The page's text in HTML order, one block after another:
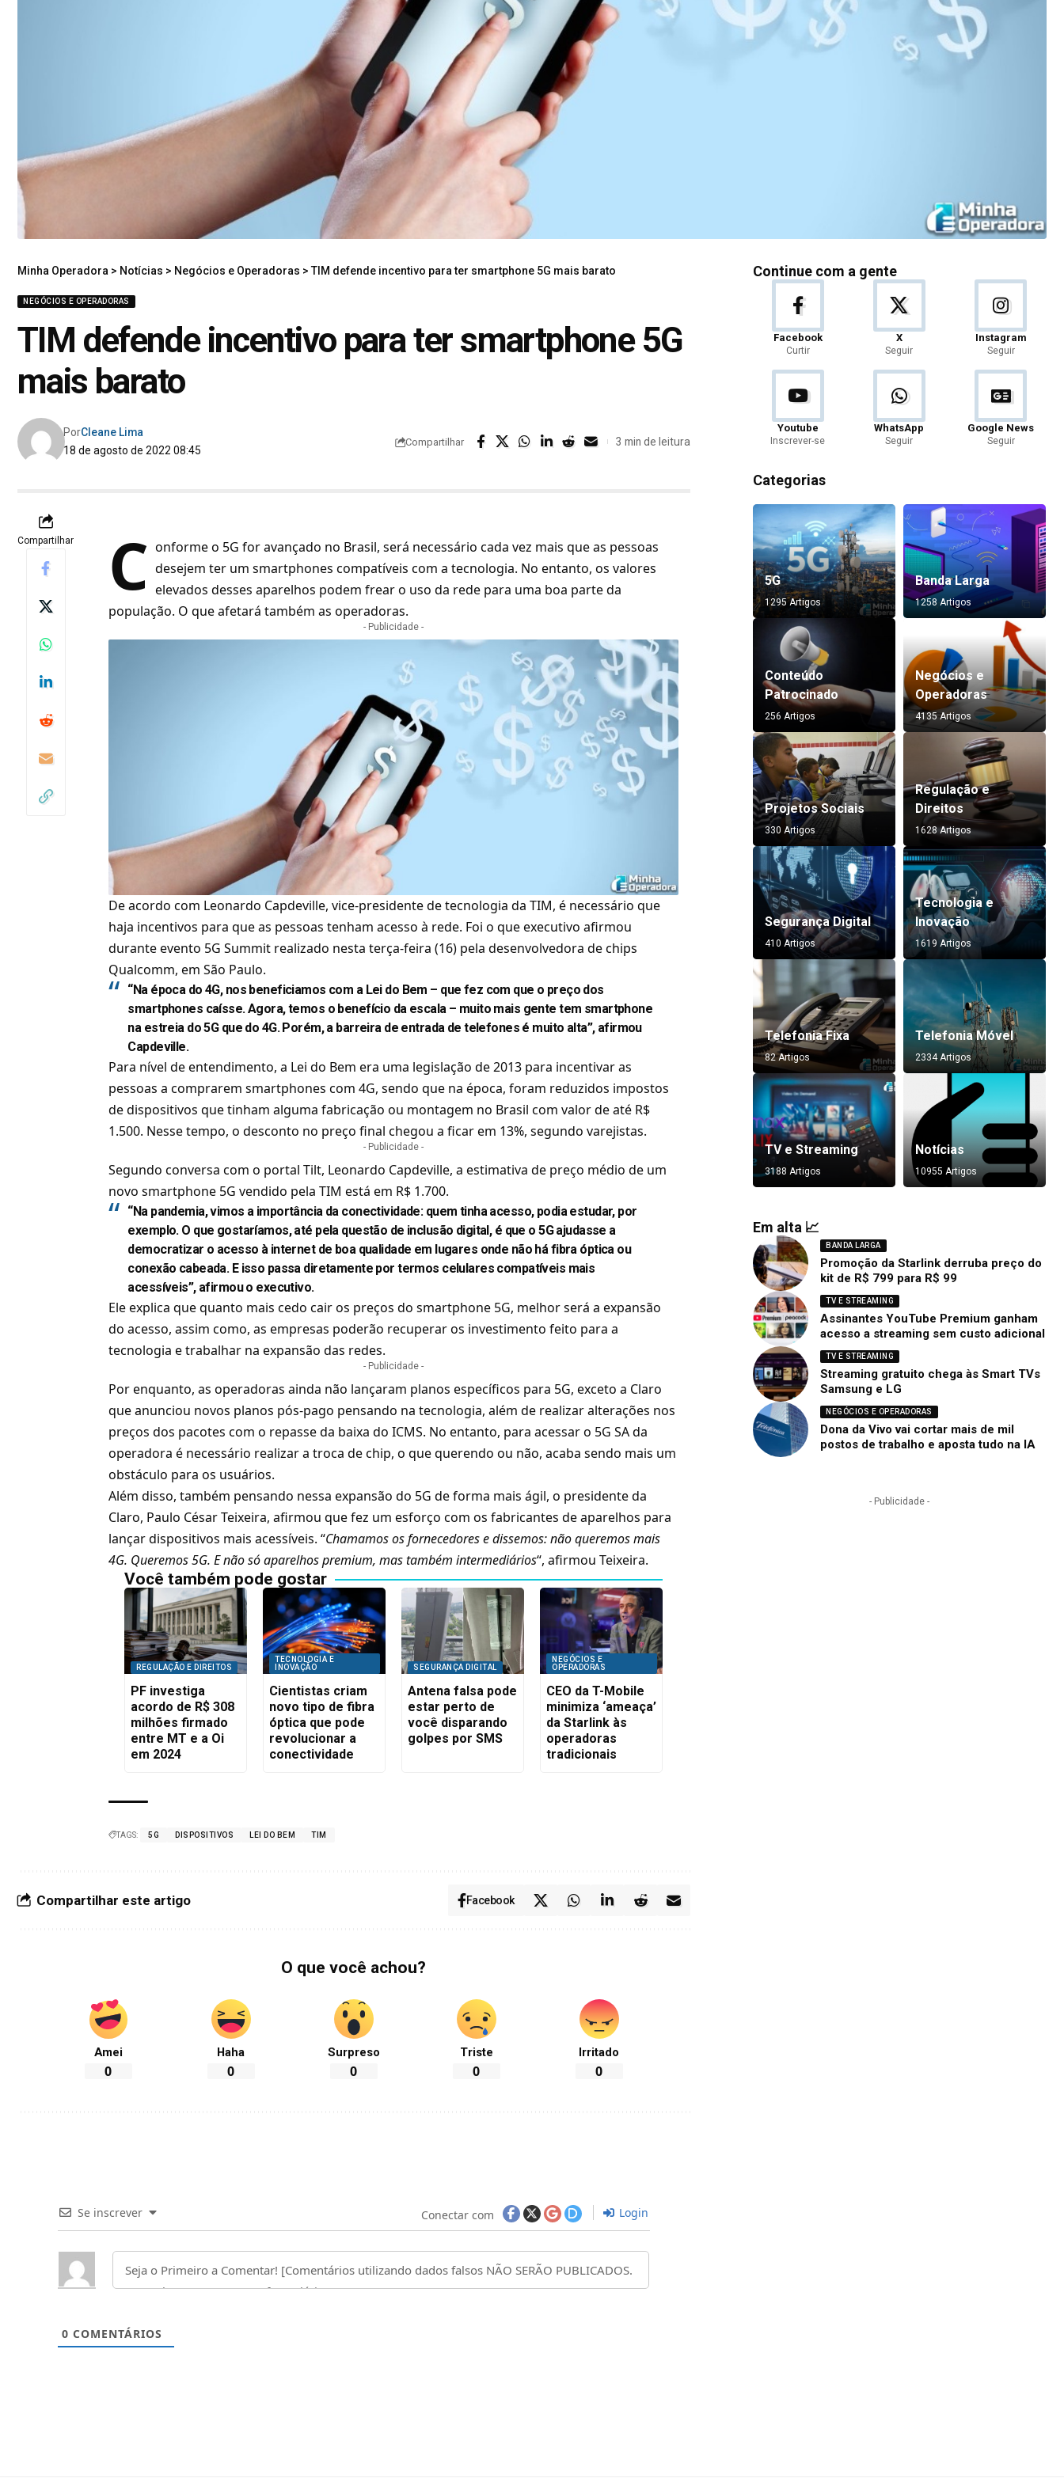
Minha Operadora > Notícias > Negócios e Operadoras > TIM defende incentivo para ter smartphone 5G mais barato
NEGÓCIOS E OPERADORAS
TIM defende incentivo para ter smartphone 5G
mais barato
18 de agosto de 2022 08:45
PorCleane Lima
Compartilhar 3 min de leitura
Compartilhar C onforme o 5G for avançado no Brasil, será necessário cada vez mais que as pessoas
desejem ter um smartphones compatíveis com a tecnologia. No entanto, os valores
elevados desses aparelhos podem frear o uso da rede para uma boa parte da
população. O que afetará também as operadoras.
- Publicidade -
De acordo com Leonardo Capdeville, vice-presidente de tecnologia da TIM, é necessário que
haja incentivos para que as pessoas tenham acesso à rede. Foi o que executivo afirmou
durante evento 5G Summit realizado nesta terça-feira (16) pela desenvolvedora de chips
Qualcomm, em São Paulo.
“Na época do 4G, nos beneficiamos com a Lei do Bem – que fez com que o preço dos
smartphones caísse. Agora, temos o benefício da escala – muito mais gente tem smartphone
na estreia do 5G que do 4G. Porém, a barreira de entrada de telefones é muito alta”, afirmou
Capdeville.
Para nível de entendimento, a Lei do Bem era uma legislação de 2013 para incentivar as
pessoas a comprarem smartphones com 4G, sendo que na época, foram reduzidos impostos
de dispositivos que tinham alguma fabricação ou montagem no Brasil com valor de até R$
1.500. Nesse tempo, o desconto no preço final chegou a ficar em 13%, segundo varejistas.
- Publicidade -
Segundo conversa com o portal Tilt, Leonardo Capdeville, a estimativa de preço médio de um
novosmartphone 5G vendido pela TIM está em R$ 1.700.
“Na pandemia, vimos a importância da conectividade: quem tinha acesso, podia estudar, por
exemplo. O que gostaríamos, até pela questão de inclusão digital, é que o 5G ajudasse a
democratizar o acesso à internet de boa qualidade em lugares onde não há fibra óptica ou
conexão cabeada. E isso passa diretamente por termos celulares compatíveis mais
acessíveis”, afirmou o executivo.
Ele explica que quanto mais cedo cair os preços do smartphone 5G, melhor será a expansão
do acesso, assim como, as empresas poderão recuperar os investimento feito para a
tecnologia e trabalhar na expansão das redes.
- Publicidade -
Por enquanto, as operadoras ainda não lançaram planos específicos para 5G, exceto a Claro
que anunciou novos planos pós-pago pensando na tecnologia, além de realizar alterações nos
preços dos pacotes com o repasse da baixa do ICMS. No entanto, para acessar o 5G SA da
operadora é necessário realizar a troca de chip, o que querendo ou não, acaba sendo mais um
obstáculo para os usuários.
Além disso, também pensando nessa expansão do 5G de forma mais ágil, o presidente da
Claro, Paulo César Teixeira, afirmou que fez um esforço com os fabricantes de aparelhos para
lançar dispositivos mais acessíveis. “Chamamos os fornecedores e dissemos: não queremos mais
4G. Queremos 5G. E não só aparelhos premium, mas também intermediários“, afirmou Teixeira.
Você também pode gostar
REGULAÇÃO E DIREITOS
PF investiga
acordo de R$ 308
milhões firmado
entre MT e a Oi
em 2024
TECNOLOGIA E
INOVAÇÃO
Cientistas criam
novo tipo de fibra
óptica que pode
revolucionar a
conectividade
SEGURANÇA DIGITAL
Antena falsa pode
estar perto de
você disparando
golpes por SMS
NEGÓCIOS E
OPERADORAS
CEO da T-Mobile
minimiza ‘ameaça’
da Starlink às
operadoras
tradicionais
TAGS: 5G DISPOSITIVOS LEI DO BEM TIM
Compartilhar este artigo Facebook
O que você achou?
Amei
0
Haha
0
Surpreso
0
Triste
0
Irritado
0
Se inscrever Conectar com Login
0 COMENTÁRIOS
Continue com a gente
Facebook
Curtir
X
Seguir
Instagram
Seguir
Youtube
Inscrever-se
WhatsApp
Seguir
Google News
Seguir
Categorias
5G
1295 Artigos
Banda Larga
1258 Artigos
Conteúdo
Patrocinado
256 Artigos
Negócios e
Operadoras
4135 Artigos
Projetos Sociais
330 Artigos
Regulação e
Direitos
1628 Artigos
Segurança Digital
410 Artigos
Tecnologia e
Inovação
1619 Artigos
Telefonia Fixa
82 Artigos
Telefonia Móvel
2334 Artigos
TV e Streaming
3188 Artigos
Notícias
10955 Artigos
Em alta 📈
BANDA LARGA
Promoção da Starlink derruba preço do
kit de R$ 799 para R$ 99
TV E STREAMING
Assinantes YouTube Premium ganham
acesso a streaming sem custo adicional
TV E STREAMING
Streaming gratuito chega às Smart TVs
Samsung e LG
NEGÓCIOS E OPERADORAS
Dona da Vivo vai cortar mais de mil
postos de trabalho e aposta tudo na IA
- Publicidade -